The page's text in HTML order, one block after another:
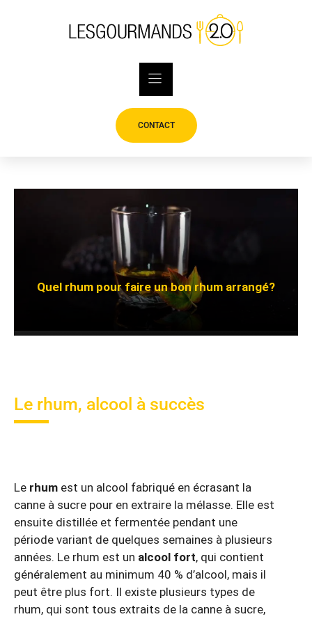
CONTACT
Quel rhum pour faire un bon rhum arrangé?
Le rhum, alcool à succès
Le rhum est un alcool fabriqué en écrasant la
canne à sucre pour en extraire la mélasse. Elle est
ensuite distillée et fermentée pendant une
période variant de quelques semaines à plusieurs
années. Le rhum est un alcool fort, qui contient
généralement au minimum 40 % d’alcool, mais il
peut être plus fort. Il existe plusieurs types de
rhum, qui sont tous extraits de la canne à sucre,